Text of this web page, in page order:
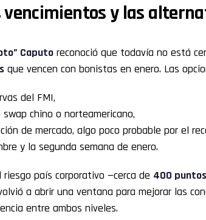
vencimientos y las
Caputo reconoció que todavía no está
que vencen con bonistas en enero. Las
del FMI,
swap chino o norteamericano,
de mercado, algo poco probable por el
y la segunda semana de enero.
país corporativo —cerca de 400 puntos
a abrir una ventana para mejorar las
entre ambos niveles.